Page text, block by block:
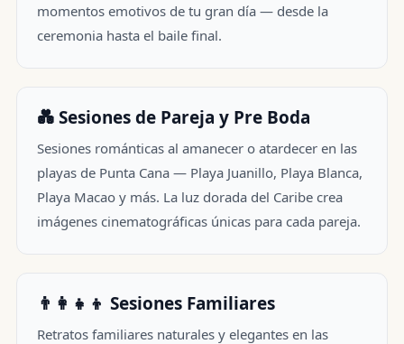
momentos emotivos de tu gran día — desde la
ceremonia hasta el baile final.
💑 Sesiones de Pareja y Pre Boda
Sesiones románticas al amanecer o atardecer en las
playas de Punta Cana — Playa Juanillo, Playa Blanca,
Playa Macao y más. La luz dorada del Caribe crea
imágenes cinematográficas únicas para cada pareja.
👨‍👩‍👧‍👦 Sesiones Familiares
Retratos familiares naturales y elegantes en las